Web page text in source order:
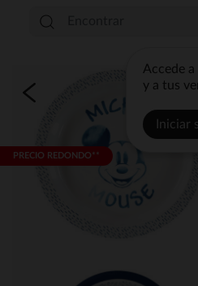
Accede
y a tus
Iniciar
PRECIO REDONDO**